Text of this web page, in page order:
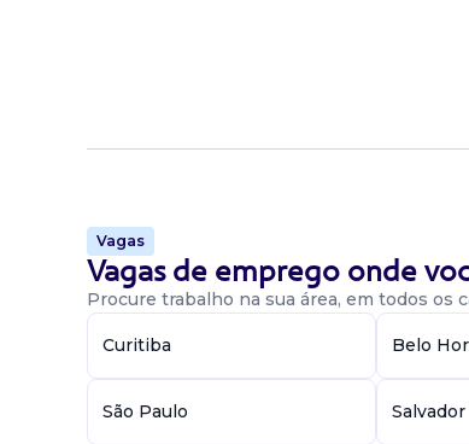
inicial e acompanhamento
Vagas
Vagas de emprego onde
Procure trabalho na sua área, em todos os
Curitiba Belo
São Paulo Salvador